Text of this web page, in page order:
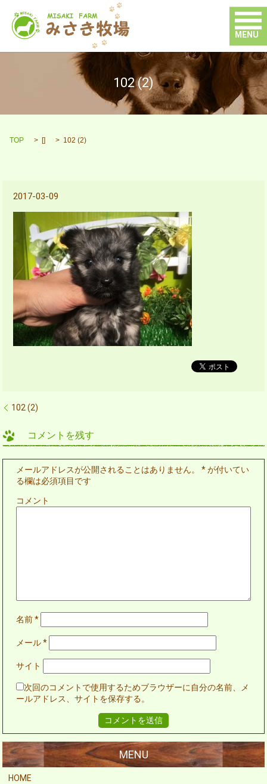
MENU
102 (2)
TOP [] 102 (2)
2017-03-09
102 (2)
コメントを残す
メールアドレスが公開されることはありません。 *が付いてい
る欄は必須項目です
コメント
名前*
メール*
サイト
次回のコメントで使用するためブラウザーに自分の名前、メ
ールアドレス、サイトを保存する。
HOME